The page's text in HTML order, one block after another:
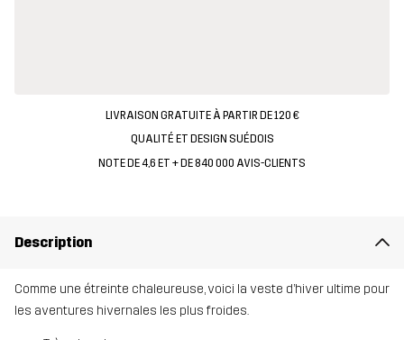
LIVRAISON GRATUITE À PARTIR DE 120 €
QUALITÉ ET DESIGN SUÉDOIS
NOTE DE 4,6 ET + DE 840 000 AVIS-CLIENTS
Description
Comme une étreinte chaleureuse, voici la veste d’hiver ultime pour
les aventures hivernales les plus froides.